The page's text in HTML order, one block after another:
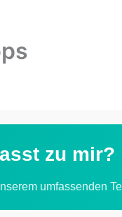
zu mir?
umfassenden